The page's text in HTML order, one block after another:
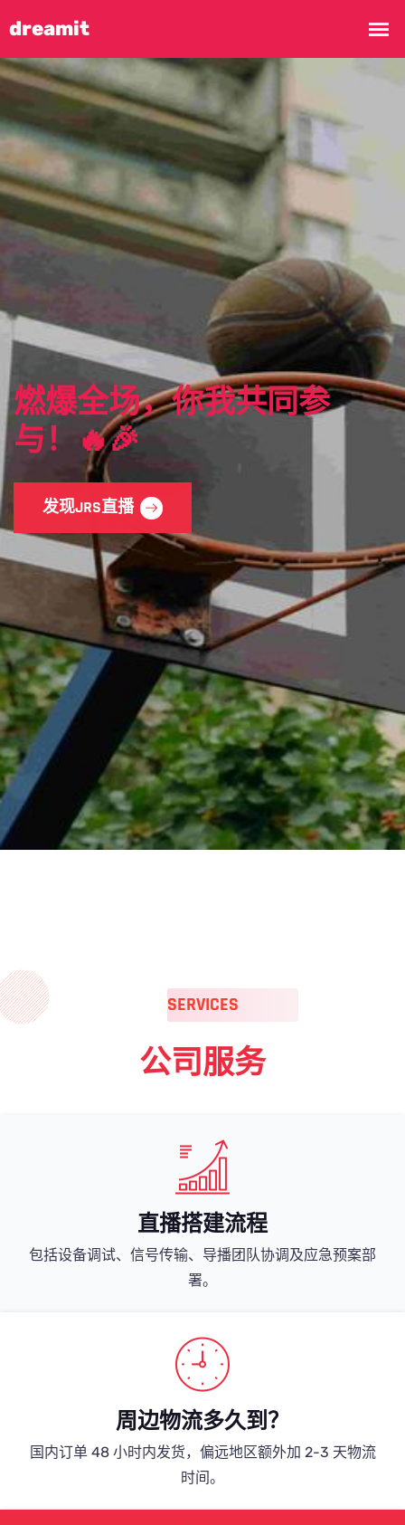
爆全场，你我共同参
！🔥🎉
发现JRS直播
SERVICES
公司服务
直播搭建流程
包括设备调试、信号传输、导播团队协调及应急预案部
署。
周边物流多久到？
国内订单 48 小时内发货，偏远地区额外加 2-3 天物流
时间。